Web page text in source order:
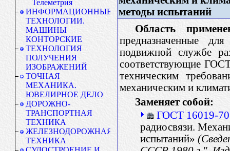
Телеметрия
ИНФОРМАЦИОННЫЕ
ТЕХНОЛОГИИ.
МАШИНЫ
КОНТОРСКИЕ
ТЕХНОЛОГИЯ
ПОЛУЧЕНИЯ
ИЗОБРАЖЕНИЙ
ТОЧНАЯ
МЕХАНИКА.
ЮВЕЛИРНОЕ ДЕЛО
ДОРОЖНО-
ТРАНСПОРТНАЯ
ТЕХНИКА
ЖЕЛЕЗНОДОРОЖНАЯ
ТЕХНИКА
методы испытаний
Область
предназначенные
подвижной службе
соответствующие
техническим
механическим и
Заменяет собой:
ГОСТ 16019-70
радиосвязи.
испытаний»